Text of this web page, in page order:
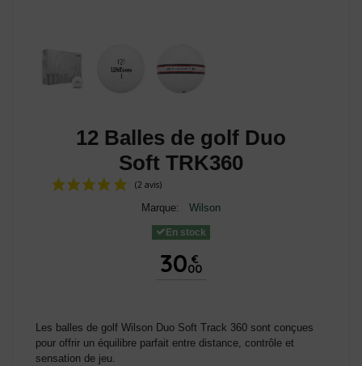
12 Balles de golf Duo
Soft TRK360
Marque: Wilson
En stock
30 €
00
Les balles de golf Wilson Duo Soft Track 360 sont conçues
pour offrir un équilibre parfait entre distance, contrôle et
sensation de jeu.